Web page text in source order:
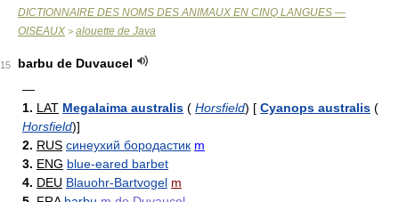
DICTIONNAIRE DES NOMS DES ANIMAUX EN CINQ LANGUES —
OISEAUX > alouette de Java
15
barbu de Duvaucel
—
1. LAT Megalaima australis ( Horsfield) [ Cyanops australis (
Horsfield)]
2. RUS синеухий бородастик m
3. ENG blue-eared barbet
4. DEU Blauohr-Bartvogel m